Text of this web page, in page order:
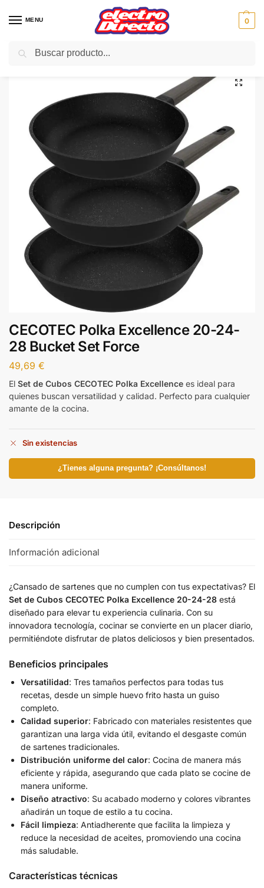
MENU 0
Inicio PAE / Cocina / Menaje
CECOTEC Polka Excellence 20-24-
28 Bucket Set Force
49,69 €
El Set de Cubos CECOTEC Polka Excellence es ideal para
quienes buscan versatilidad y calidad. Perfecto para cualquier
amante de la cocina.
Sin existencias
¿Tienes alguna pregunta? ¡Consúltanos!
Descripción
Información adicional
¿Cansado de sartenes que no cumplen con tus expectativas? El
Set de Cubos CECOTEC Polka Excellence 20-24-28 está
diseñado para elevar tu experiencia culinaria. Con su
innovadora tecnología, cocinar se convierte en un placer diario,
permitiéndote disfrutar de platos deliciosos y bien presentados.
Beneficios principales
Versatilidad: Tres tamaños perfectos para todas tus
recetas, desde un simple huevo frito hasta un guiso
completo.
Calidad superior: Fabricado con materiales resistentes que
garantizan una larga vida útil, evitando el desgaste común
de sartenes tradicionales.
Distribución uniforme del calor: Cocina de manera más
eficiente y rápida, asegurando que cada plato se cocine de
manera uniforme.
Diseño atractivo: Su acabado moderno y colores vibrantes
añadirán un toque de estilo a tu cocina.
Fácil limpieza: Antiadherente que facilita la limpieza y
reduce la necesidad de aceites, promoviendo una cocina
más saludable.
Características técnicas